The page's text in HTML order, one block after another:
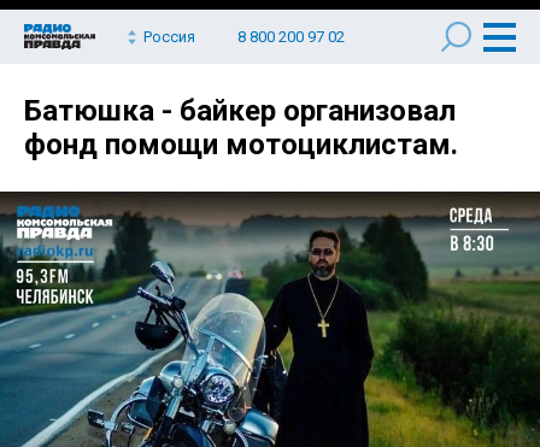
Россия 8 800 200 97 02
Батюшка - байкер организовал
фонд помощи мотоциклистам.